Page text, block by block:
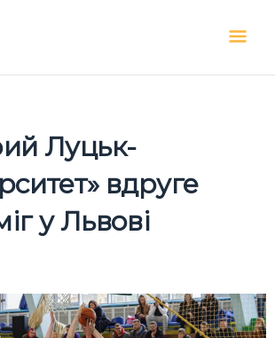
Луцьк-
вдруге
у Львові